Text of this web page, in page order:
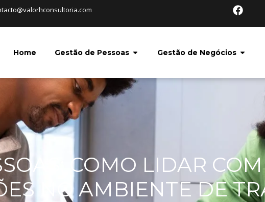
Home Gestão de Pessoas Gestão de Negócios
COMO LIDAR
NO AMBIENTE DE